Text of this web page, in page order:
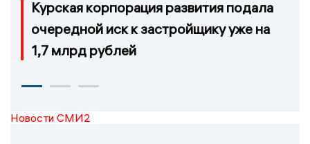
Курская корпорация развития подала
очередной иск к застройщику уже на
1,7 млрд рублей
Новости СМИ2